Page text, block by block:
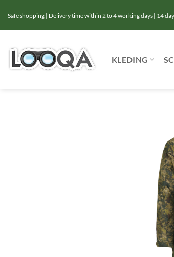
naar
inhoud
Safe shopping | Delivery time within 2 to 4 working days | 14
KLEDING